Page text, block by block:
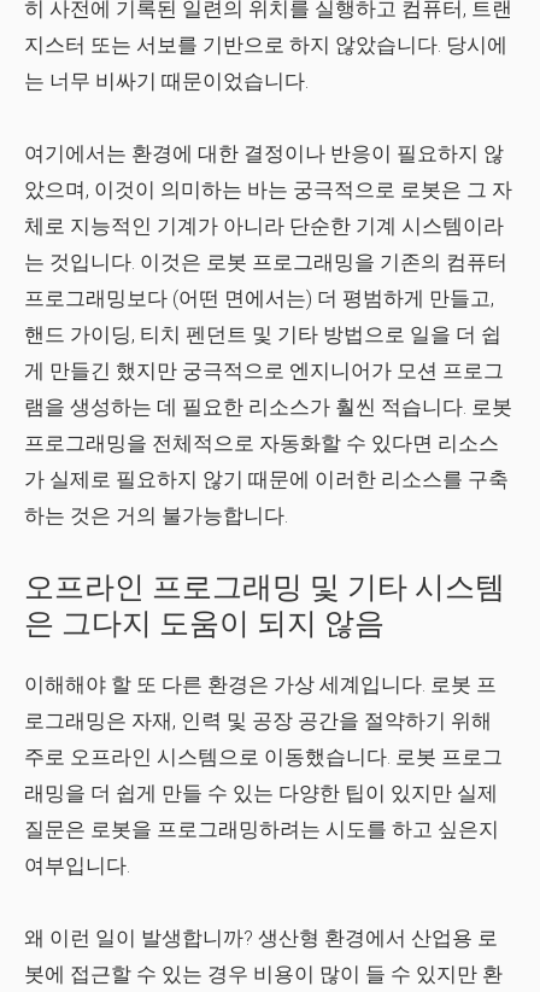
히 사전에 기록된 일련의 위치를 ​​실행하고 컴퓨터, 트랜
지스터 또는 서보를 기반으로 하지 않았습니다. 당시에
는 너무 비싸기 때문이었습니다.
여기에서는 환경에 대한 결정이나 반응이 필요하지 않
았으며, 이것이 의미하는 바는 궁극적으로 로봇은 그 자
체로 지능적인 기계가 아니라 단순한 기계 시스템이라
는 것입니다. 이것은 로봇 프로그래밍을 기존의 컴퓨터
프로그래밍보다 (어떤 면에서는) 더 평범하게 만들고,
핸드 가이딩, 티치 펜던트 및 기타 방법으로 일을 더 쉽
게 만들긴 했지만 궁극적으로 엔지니어가 모션 프로그
램을 생성하는 데 필요한 리소스가 훨씬 적습니다. 로봇
프로그래밍을 전체적으로 자동화할 수 있다면 리소스
가 실제로 필요하지 않기 때문에 이러한 리소스를 구축
하는 것은 거의 불가능합니다.
오프라인 프로그래밍 및 기타 시스템
은 그다지 도움이 되지 않음
이해해야 할 또 다른 환경은 가상 세계입니다. 로봇 프
로그래밍은 자재, 인력 및 공장 공간을 절약하기 위해
주로 오프라인 시스템으로 이동했습니다. 로봇 프로그
래밍을 더 쉽게 만들 수 있는 다양한 팁이 있지만 실제
질문은 로봇을 프로그래밍하려는 시도를 하고 싶은지
여부입니다.
왜 이런 일이 발생합니까? 생산형 환경에서 산업용 로
봇에 접근할 수 있는 경우 비용이 많이 들 수 있지만 환